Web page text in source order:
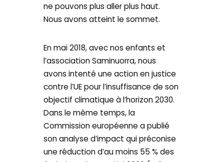
ne pouvons plus aller plus haut.
Nous avons atteint le sommet.
En mai 2018, avec nos enfants et
l’association Saminuorra, nous
avons intenté une action en justice
contre l’UE pour l’insuffisance de son
objectif climatique à l’horizon 2030.
Dans le même temps, la
Commission européenne a publié
son analyse d’impact qui préconise
une réduction d’au moins 55 % des